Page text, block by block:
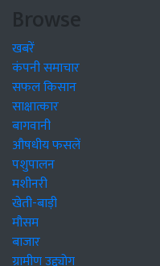
Browse
खबरें
कंपनी समाचार
सफल किसान
साक्षात्कार
बागवानी
औषधीय फसलें
पशुपालन
मशीनरी
खेती-बाड़ी
मौसम
बाजार